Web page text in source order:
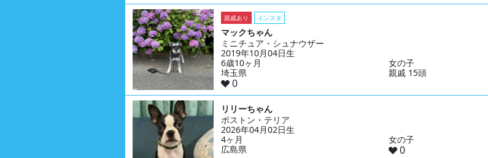
親戚あり インスタ
マックちゃん
ミニチュア・シュナウザー
2019年10月04日生
6歳10ヶ月
女の子
埼玉県
親戚 15頭
0
リリーちゃん
ボストン・テリア
2026年04月02日生
4ヶ月
女の子
広島県
0